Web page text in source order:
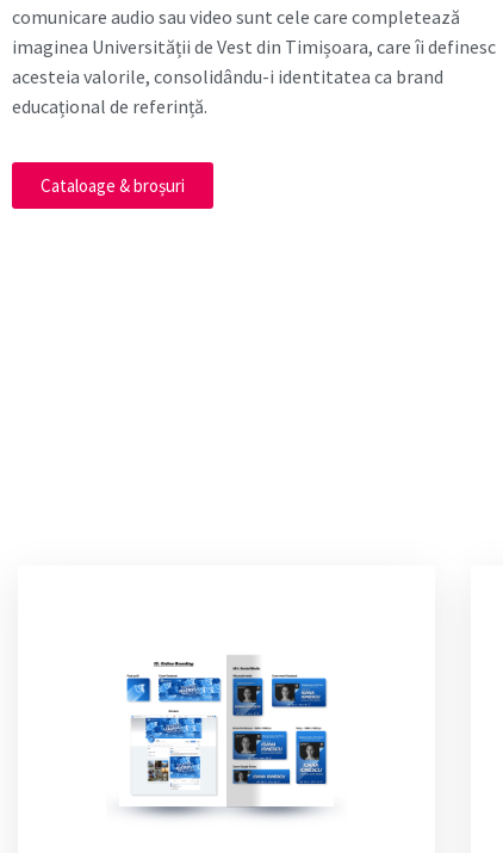
comunicare audio sau video sunt cele care completează
imaginea Universității de Vest din Timișoara, care îi definesc
acesteia valorile, consolidându-i identitatea ca brand
educațional de referință.
Cataloage & broșuri